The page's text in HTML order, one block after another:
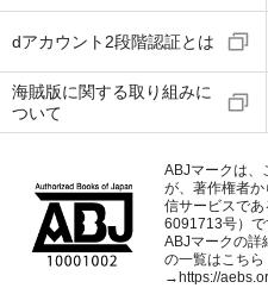
dアカウント2段階認証とは
海賊版に関する取り組みに
ついて
ABJマークは、
が、著作権者
信サービスで
6091713号）で
ABJマークの詳
の一覧はこちら
→ https://